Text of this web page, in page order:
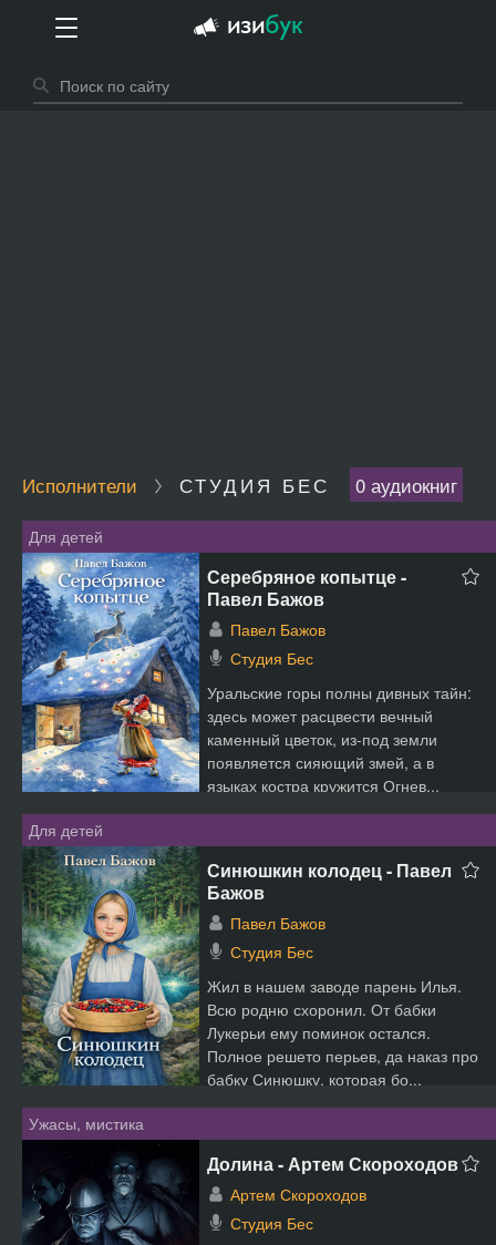
Исполнители СТУДИЯ БЕС 0 аудиокниг
Для детей
Серебряное копытце -
Павел Бажов
Павел Бажов
Студия Бес
Уральские горы полны дивных тайн:
здесь может расцвести вечный
каменный цветок, из-под земли
появляется сияющий змей, а в
языках костра кружится Огнев...
Для детей
Синюшкин колодец - Павел
Бажов
Павел Бажов
Студия Бес
Жил в нашем заводе парень Илья.
Всю родню схоронил. От бабки
Лукерьи ему поминок остался.
Полное решето перьев, да наказ про
бабку Синюшку, которая бо...
Ужасы, мистика
Долина - Артем Скороходов
Артем Скороходов
Студия Бес